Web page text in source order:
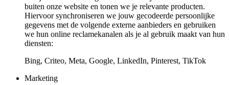
buiten onze website en tonen we je relevante producten.
Hiervoor synchroniseren we jouw gecodeerde persoonlijke
gegevens met de volgende externe aanbieders en gebruiken
we hun online reclamekanalen als je al gebruik maakt van hun
diensten:
Bing, Criteo, Meta, Google, LinkedIn, Pinterest, TikTok
Marketing